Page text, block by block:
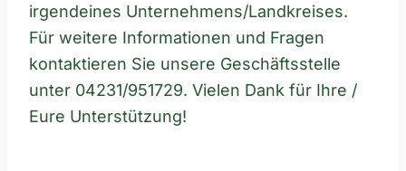
irgendeines Unternehmens/Landkreises.
Für weitere Informationen und Fragen
kontaktieren Sie unsere Geschäftsstelle
unter 04231/951729. Vielen Dank für Ihre /
Eure Unterstützung!